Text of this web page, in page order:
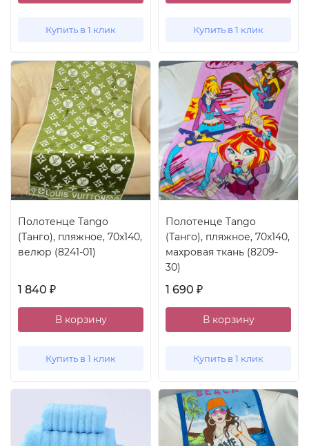
Купить в 1 клик Купить в 1 клик
Полотенце Tango
(Танго), пляжное, 70x140,
велюр (8241-01)
1 840 ₽
В корзину
Купить в 1 клик
Полотенце Tango
(Танго), пляжное, 70x140,
махровая ткань (8209-
30)
1 690 ₽
В корзину
Купить в 1 клик